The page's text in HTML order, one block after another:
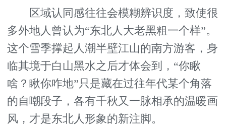
区域认同感往往会模糊辨识度，致使很
多外地人曾认为“东北人大老黑粗一个样”。
这个雪季撑起人潮半壁江山的南方游客，身
临其境于白山黑水之后才体会到，“你瞅
啥？瞅你咋地”只是藏在过往年代某个角落
的自嘲段子，各有千秋又一脉相承的温暖画
风，才是东北人形象的新注脚。